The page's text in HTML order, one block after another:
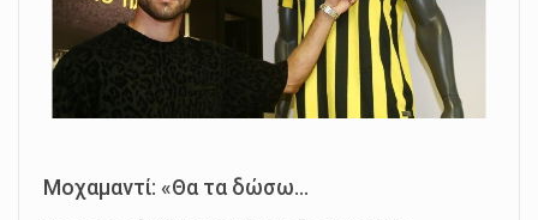
Μοχαμαντί: «Θα τα δώσω...